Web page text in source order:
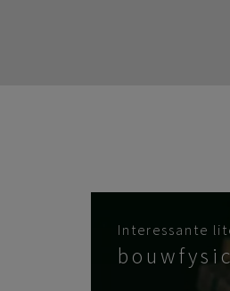
Interessante